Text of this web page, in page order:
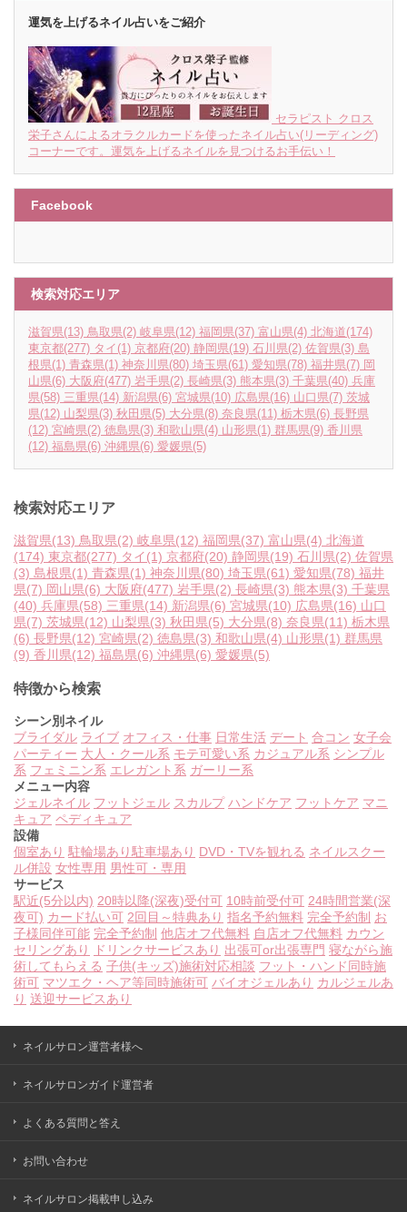
運気を上げるネイル占いをご紹介
セラピスト クロス
栄子さんによるオラクルカードを使ったネイル占い(リーディング)
コーナーです。運気を上げるネイルを見つけるお手伝い！
Facebook
検索対応エリア
滋賀県(13) 鳥取県(2) 岐阜県(12) 福岡県(37) 富山県(4) 北海道(174)
東京都(277) タイ (1) 京都府(20) 静岡県(19) 石川県(2) 佐賀県(3) 島
根県(1) 青森県(1) 神奈川県(80) 埼玉県(61) 愛知県(78) 福井県(7) 岡
山県(6) 大阪府(477) 岩手県(2) 長崎県(3) 熊本県(3) 千葉県(40) 兵庫
県(58) 三重県(14) 新潟県(6) 宮城県(10) 広島県(16) 山口県(7) 茨城
県(12) 山梨県(3) 秋田県(5) 大分県(8) 奈良県(11) 栃木県(6) 長野県
(12) 宮崎県(2) 徳島県(3) 和歌山県(4) 山形県(1) 群馬県(9) 香川県
(12) 福島県(6) 沖縄県(6) 愛媛県(5)
検索対応エリア
滋賀県(13) 鳥取県(2) 岐阜県(12) 福岡県(37) 富山県(4) 北海道
(174) 東京都(277) タイ(1) 京都府(20) 静岡県(19) 石川県(2) 佐賀県
(3) 島根県(1) 青森県(1) 神奈川県(80) 埼玉県(61) 愛知県(78) 福井
県(7) 岡山県(6) 大阪府(477) 岩手県(2) 長崎県(3) 熊本県(3) 千葉県
(40) 兵庫県(58) 三重県(14) 新潟県(6) 宮城県(10) 広島県(16) 山口
県(7) 茨城県(12) 山梨県(3) 秋田県(5) 大分県(8) 奈良県(11) 栃木県
(6) 長野県(12) 宮崎県(2) 徳島県(3) 和歌山県(4) 山形県(1) 群馬県
(9) 香川県(12) 福島県(6) 沖縄県(6) 愛媛県(5)
特徴から検索
シーン別ネイル
ブライダル ライブ オフィス・仕事 日常生活 デート 合コン 女子会
パーティー 大人・クール系 モテ可愛い系 カジュアル系 シンプル
系 フェミニン系 エレガント系 ガーリー系
メニュー内容
ジェルネイル フットジェル スカルプ ハンドケア フットケア マニ
キュア ペディキュア
設備
個室あり 駐輪場あり駐車場あり DVD・TVを観れる ネイルスクー
ル併設 女性専用 男性可・専用
サービス
駅近(5分以内) 20時以降(深夜)受付可 10時前受付可 24時間営業(深
夜可) カード払い可 2回目～特典あり 指名予約無料 完全予約制 お
子様同伴可能 完全予約制 他店オフ代無料 自店オフ代無料 カウン
セリングあり
ドリンクサービスあり 出張可or出張専門 寝ながら施
術してもらえる 子供(キッズ)施術対応相談 フット・ハンド同時施
術可 マツエク・ヘア等同時施術可 バイオジェルあり カルジェルあ
り 送迎サービスあり
ネイルサロン運営者様へ
ネイルサロンガイド運営者
よくある質問と答え
お問い合わせ
ネイルサロン掲載申し込み